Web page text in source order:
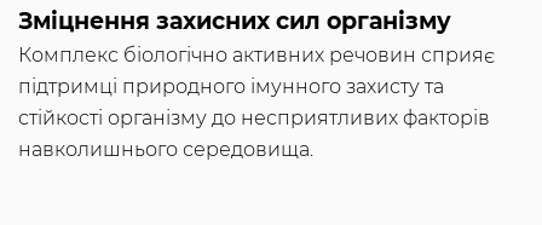
Зміцнення захисних сил організму
Комплекс біологічно активних речовин сприяє
підтримці природного імунного захисту та
стійкості організму до несприятливих факторів
навколишнього середовища.